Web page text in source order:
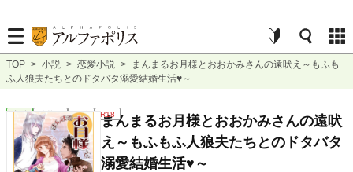
TOP > 小説 > 恋愛小説 >
まんまるお月様とおおかみさんの遠吠え～もふも
ふ人狼夫たちとのドタバタ溺愛結婚生活♥～
恋愛 連載中 長編 R18
まんまるお月様とおおかみさんの遠吠
え～もふもふ人狼夫たちとのドタバタ
溺愛結婚生活♥～